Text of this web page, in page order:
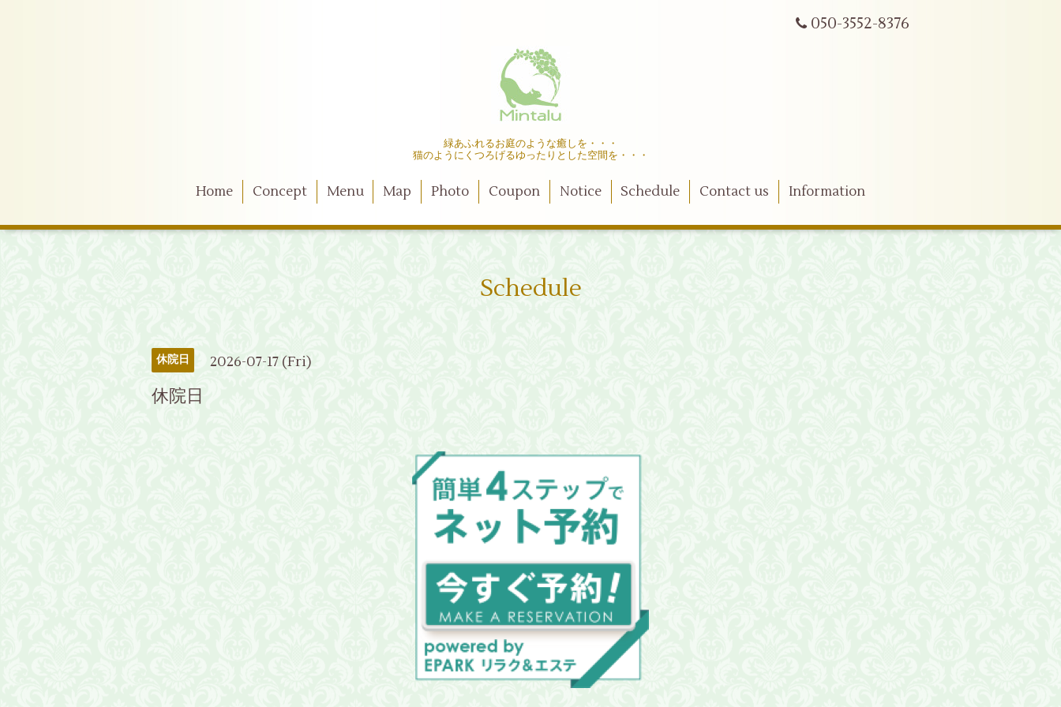
050-3552-8376
緑あふれるお庭のような癒しを・・・
猫のようにくつろげるゆったりとした空間を・・・
Home Concept Menu Map Photo Coupon Notice Schedule Contact us Information
Schedule
休院日 2026-07-17 (Fri)
休院日